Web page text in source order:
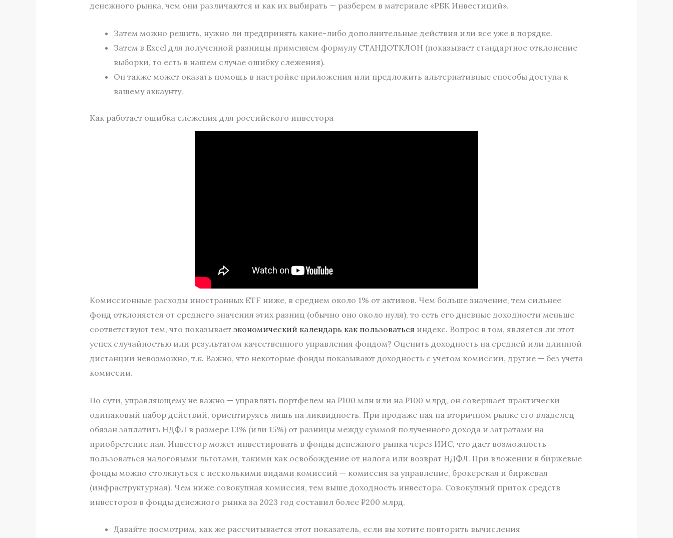
денежного рынка, чем они различаются и как их выбирать — разберем в материале «РБК Инвестиций».
Затем можно решить, нужно ли предпринять какие-либо дополнительные действия или все уже в порядке.
Затем в Excel для полученной разницы применяем формулу СТАНДОТКЛОН (показывает стандартное отклонение
выборки, то есть в нашем случае ошибку слежения).
Он также может оказать помощь в настройке приложения или предложить альтернативные способы доступа к
вашему аккаунту.
Как работает ошибка слежения для российского инвестора
Комиссионные расходы иностранных ETF ниже, в среднем около 1% от активов. Чем больше значение, тем сильнее
фонд отклоняется от среднего значения этих разниц (обычно оно около нуля), то есть его дневные доходности меньше
соответствуют тем, что показывает экономический календарь как пользоваться индекс. Вопрос в том, является ли этот
успех случайностью или результатом качественного управления фондом? Оценить доходность на средней или длинной
дистанции невозможно, т.к. Важно, что некоторые фонды показывают доходность с учетом комиссии, другие — без учета
комиссии.
По сути, управляющему не важно — управлять портфелем на ₽100 млн или на ₽100 млрд, он совершает практически
одинаковый набор действий, ориентируясь лишь на ликвидность. При продаже пая на вторичном рынке его владелец
обязан заплатить НДФЛ в размере 13% (или 15%) от разницы между суммой полученного дохода и затратами на
приобретение пая. Инвестор может инвестировать в фонды денежного рынка через ИИС, что дает возможность
пользоваться налоговыми льготами, такими как освобождение от налога или возврат НДФЛ. При вложении в биржевые
фонды можно столкнуться с несколькими видами комиссий — комиссия за управление, брокерская и биржевая
(инфраструктурная). Чем ниже совокупная комиссия, тем выше доходность инвестора. Совокупный приток средств
инвесторов в фонды денежного рынка за 2023 год составил более ₽200 млрд.
Давайте посмотрим, как же рассчитывается этот показатель, если вы хотите повторить вычисления